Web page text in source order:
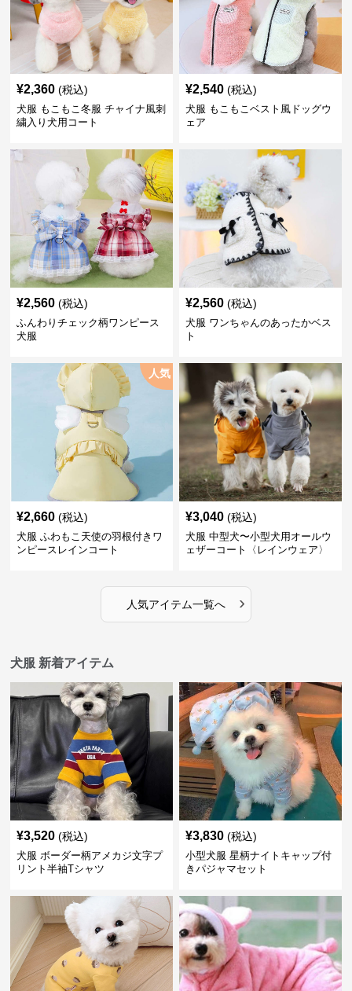
¥2,360 (税込)
犬服 もこもこ冬服 チャイナ風刺
繍入り犬用コート
¥2,540 (税込)
犬服 もこもこベスト風ドッグウ
ェア
¥2,560 (税込)
ふんわりチェック柄ワンピース
犬服
¥2,560 (税込)
犬服 ワンちゃんのあったかベス
ト
人気
¥2,660 (税込)
犬服 ふわもこ天使の羽根付きワ
ンピースレインコート
¥3,040 (税込)
犬服 中型犬〜小型犬用オールウ
ェザーコート〈レインウェア〉
人気アイテム一覧へ ›
犬服 新着アイテム
¥3,520 (税込)
犬服 ボーダー柄アメカジ文字プ
リント半袖Tシャツ
¥3,830 (税込)
小型犬服 星柄ナイトキャップ付
きパジャマセット